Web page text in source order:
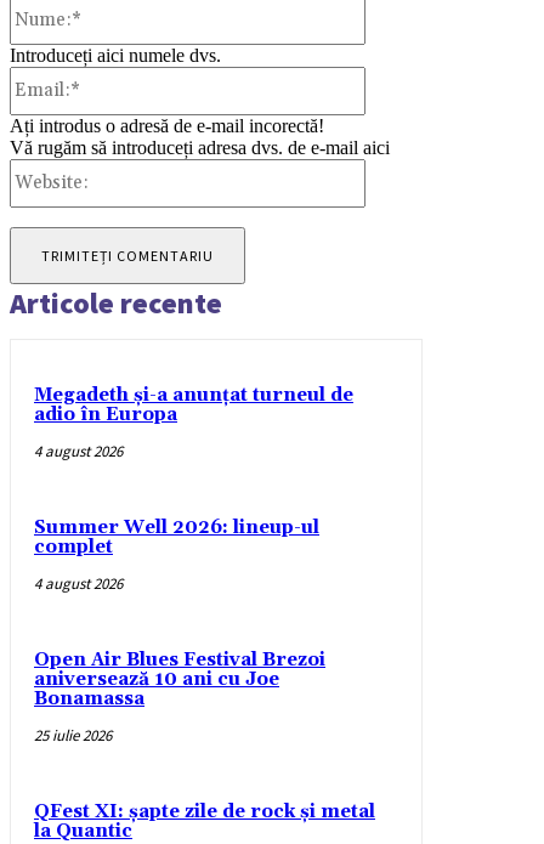
Introduceți aici numele dvs.
Ați introdus o adresă de e-mail incorectă!
Vă rugăm să introduceți adresa dvs. de e-mail aici
Articole recente
Megadeth și-a anunțat turneul de
adio în Europa
4 august 2026
Summer Well 2026: lineup-ul
complet
4 august 2026
Open Air Blues Festival Brezoi
aniversează 10 ani cu Joe
Bonamassa
25 iulie 2026
QFest XI: șapte zile de rock și metal
la Quantic